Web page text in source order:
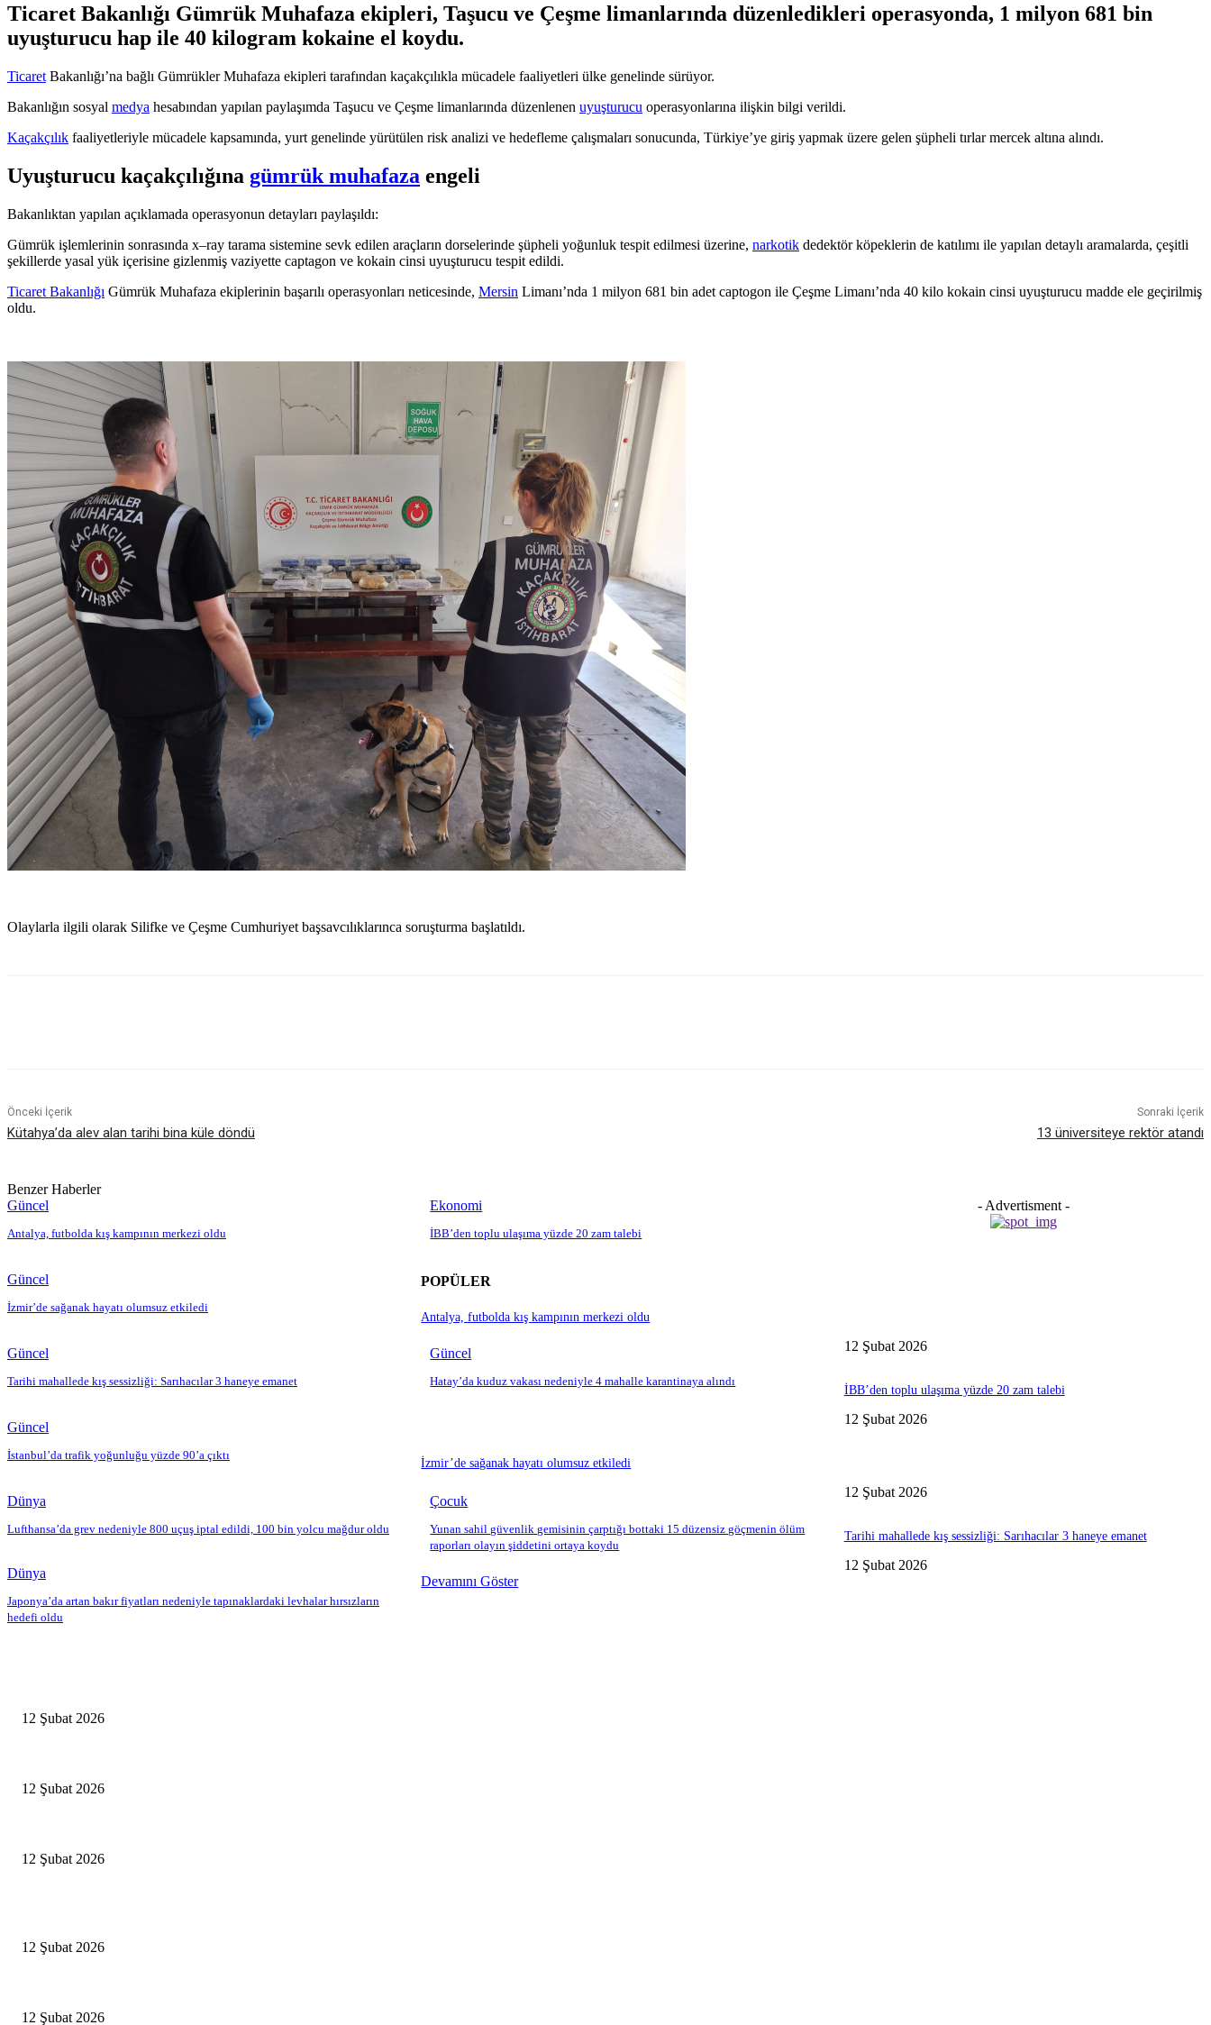
Ticaret Bakanlığı Gümrük Muhafaza ekipleri, Taşucu ve Çeşme limanlarında düzenledikleri operasyonda, 1 milyon 681 bin
uyuşturucu hap ile 40 kilogram kokaine el koydu.
Ticaret Bakanlığı’na bağlı Gümrükler Muhafaza ekipleri tarafından kaçakçılıkla mücadele faaliyetleri ülke genelinde sürüyor.
Bakanlığın sosyal medya hesabından yapılan paylaşımda Taşucu ve Çeşme limanlarında düzenlenen uyuşturucu operasyonlarına ilişkin bilgi verildi.
Kaçakçılık faaliyetleriyle mücadele kapsamında, yurt genelinde yürütülen risk analizi ve hedefleme çalışmaları sonucunda, Türkiye’ye giriş yapmak üzere gelen şüpheli tırlar mercek altına alındı.
Uyuşturucu kaçakçılığına gümrük muhafaza engeli
​Bakanlıktan yapılan açıklamada operasyonun detayları paylaşıldı:
Gümrük işlemlerinin sonrasında x–ray tarama sistemine sevk edilen araçların dorselerinde şüpheli yoğunluk tespit edilmesi üzerine, narkotik dedektör köpeklerin de katılımı ile yapılan detaylı aramalarda, çeşitli
şekillerde yasal yük içerisine gizlenmiş vaziyette captagon ve kokain cinsi uyuşturucu tespit edildi.
Ticaret Bakanlığı Gümrük Muhafaza ekiplerinin başarılı operasyonları neticesinde, Mersin Limanı’nda 1 milyon 681 bin adet captogon ile Çeşme Limanı’nda 40 kilo kokain cinsi uyuşturucu madde ele geçirilmiş
oldu.
Olaylarla ilgili olarak Silifke ve Çeşme Cumhuriyet başsavcılıklarınca soruşturma başlatıldı.
Önceki İçerik
Kütahya’da alev alan tarihi bina küle döndü
Sonraki İçerik
13 üniversiteye rektör atandı
Benzer Haberler
Güncel
Antalya, futbolda kış kampının merkezi oldu
Ekonomi
İBB’den toplu ulaşıma yüzde 20 zam talebi
Güncel
İzmir’de sağanak hayatı olumsuz etkiledi
Güncel
Tarihi mahallede kış sessizliği: Sarıhacılar 3 haneye emanet
Güncel
Hatay’da kuduz vakası nedeniyle 4 mahalle karantinaya alındı
Güncel
İstanbul’da trafik yoğunluğu yüzde 90’a çıktı
Dünya
Lufthansa’da grev nedeniyle 800 uçuş iptal edildi, 100 bin yolcu mağdur oldu
Çocuk
Yunan sahil güvenlik gemisinin çarptığı bottaki 15 düzensiz göçmenin ölüm
raporları olayın şiddetini ortaya koydu
Dünya
Japonya’da artan bakır fiyatları nedeniyle tapınaklardaki levhalar hırsızların
hedefi oldu
- Advertisment -
POPÜLER
Antalya, futbolda kış kampının merkezi oldu
12 Şubat 2026
İBB’den toplu ulaşıma yüzde 20 zam talebi
12 Şubat 2026
İzmir’de sağanak hayatı olumsuz etkiledi
12 Şubat 2026
Tarihi mahallede kış sessizliği: Sarıhacılar 3 haneye emanet
12 Şubat 2026
Devamını Göster
12 Şubat 2026
12 Şubat 2026
12 Şubat 2026
12 Şubat 2026
12 Şubat 2026